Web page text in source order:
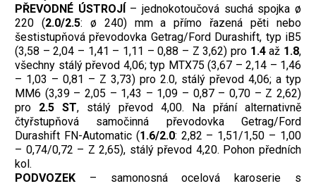
PŘEVODNÉ ÚSTROJÍ – jednokotoučová suchá spojka ø
220 (2.0/2.5: ø 240) mm a přímo řazená pěti nebo
šestistupňová převodovka Getrag/Ford Durashift, typ iB5
(3,58 – 2,04 – 1,41 – 1,11 – 0,88 – Z 3,62) pro 1.4až 1.8,
všechny stálý převod 4,06; typ MTX75 (3,67 – 2,14 – 1,46
– 1,03 – 0,81 – Z 3,73) pro 2.0, stálý převod 4,06; a typ
MM6 (3,39 – 2,05 – 1,43 – 1,09 – 0,87 – 0,70 – Z 2,62)
pro 2.5 ST, stálý převod 4,00. Na přání alternativně
čtyřstupňová samočinná převodovka Getrag/Ford
Durashift FN-Automatic (1.6/2.0: 2,82 – 1,51/1,50 – 1,00
– 0,74/0,72 – Z 2,65), stálý převod 4,20. Pohon předních
kol.
PODVOZEK – samonosná ocelová karoserie s